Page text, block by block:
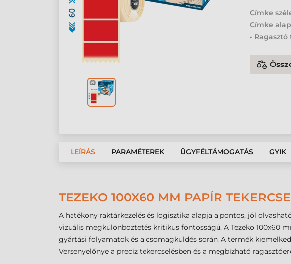
Címke
Címke
• Ragasztó
LEÍRÁS PARAMÉTEREK ÜGYFÉLTÁMOGATÁS GYIK
TEZEKO 100X60 MM PAPÍR
A hatékony raktárkezelés és logisztika alapja a pontos, jól
vizuális megkülönböztetés kritikus fontosságú. A Tezeko 100x60
gyártási folyamatok és a csomagküldés során. A termék
Versenyelőnye a precíz tekercselésben és a megbízható